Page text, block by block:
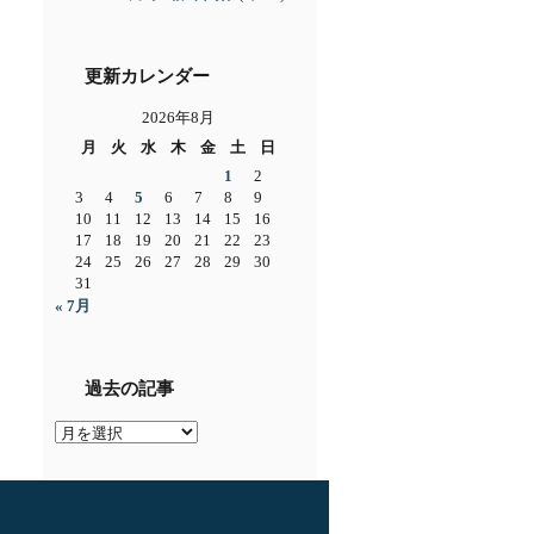
更新カレンダー
2026年8月
月
火 水 木 金 土
日
1
2
3
4 5 6 7 8
9
10
11 12 13 14 15
16
17
18 19 20 21 22
23
24
25 26 27 28 29
30
31
« 7月
過去の記事
過